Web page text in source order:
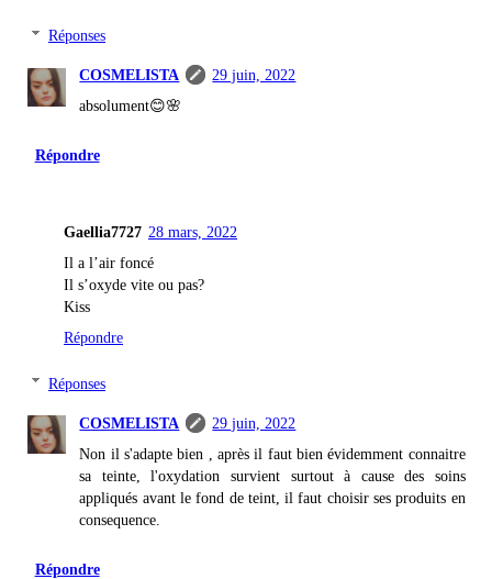
Réponses
COSMELISTA
29 juin, 2022
absolument😊🌸
Répondre
Gaellia7727 28 mars, 2022
Il a l’air foncé
Il s’oxyde vite ou pas?
Kiss
Répondre
Réponses
COSMELISTA
29 juin, 2022
Non il s'adapte bien , après il faut bien évidemment connaitre
sa teinte, l'oxydation survient surtout à cause des soins
appliqués avant le fond de teint, il faut choisir ses produits en
consequence.
Répondre